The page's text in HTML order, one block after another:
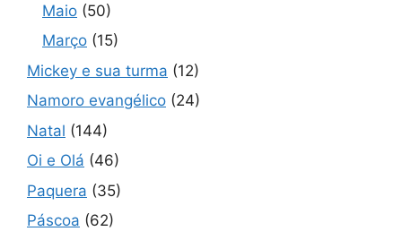
Maio (50)
Março (15)
Mickey e sua turma (12)
Namoro evangélico (24)
Natal (144)
Oi e Olá (46)
Paquera (35)
Páscoa (62)